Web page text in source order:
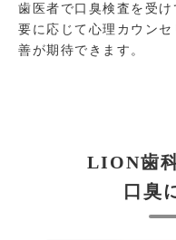
歯医者で口臭検査を受
要に応じて心理カウン
善が期待できます。
LION歯
口臭